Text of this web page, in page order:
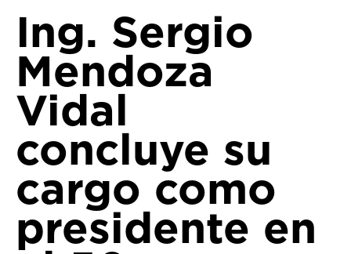
Ing. Sergio
Mendoza
Vidal
concluye su
cargo como
presidente en